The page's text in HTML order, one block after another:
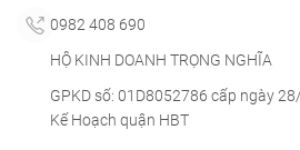
0982 408 690
HỘ KINH DOANH TRỌNG NGHĨA
GPKD số: 01D8052786 cấp ngày
Kế Hoạch quận HBT